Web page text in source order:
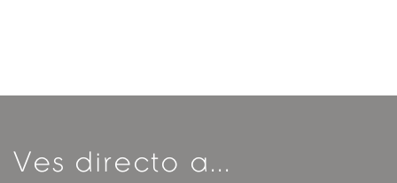
Ves directo a...